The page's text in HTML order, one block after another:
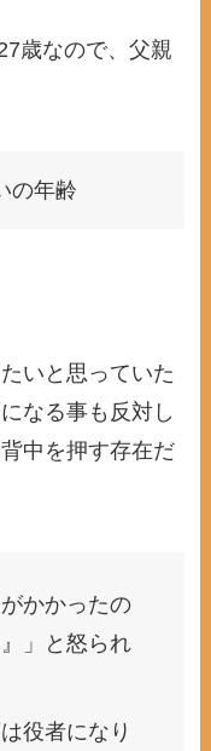
歳なので、父親
の年齢
いと思っていた
なる事も反対し
中を押す存在だ
かかったの
」と怒られ
役者になり